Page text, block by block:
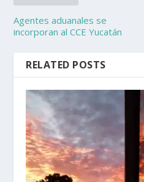
Agentes aduanales se
incorporan al CCE Yucatán
RELATED POSTS